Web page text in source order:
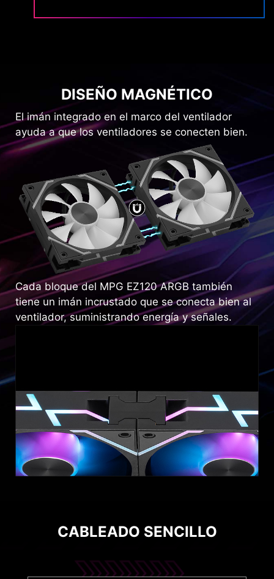
DISEÑO MAGNÉTICO
El imán integrado en el marco del ventilador
ayuda a que los ventiladores se conecten bien.
Cada bloque del MPG EZ120 ARGB también
tiene un imán incrustado que se conecta bien al
ventilador, suministrando energía y señales.
CABLEADO SENCILLO